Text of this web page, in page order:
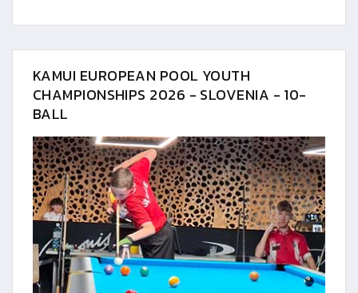
KAMUI EUROPEAN POOL YOUTH
CHAMPIONSHIPS 2026 - SLOVENIA - 10-
BALL